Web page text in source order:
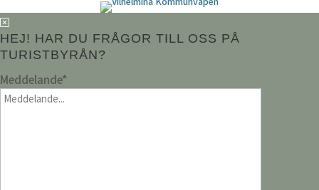
HEJ! HAR DU FRÅGOR TILL OSS PÅ
TURISTBYRÅN?
Meddelande*